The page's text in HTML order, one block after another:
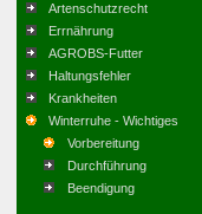
Artenschutzrecht
Errnährung
AGROBS-Futter
Haltungsfehler
Krankheiten
Winterruhe - Wichtiges
Vorbereitung
Durchführung
Beendigung